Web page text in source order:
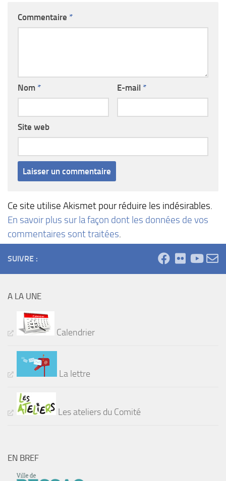
Commentaire *
Nom * E-mail *
Site web
Ce site utilise Akismet pour réduire les indésirables.
En savoir plus sur la façon dont les données de vos
commentaires sont traitées.
SUIVRE :
A LA UNE
Calendrier
La lettre
Les ateliers du Comité
EN BREF